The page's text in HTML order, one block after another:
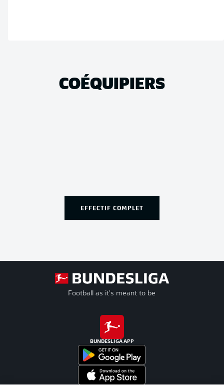
COÉQUIPIERS
EFFECTIF COMPLET
Football as it's meant to be
BUNDESLIGA APP